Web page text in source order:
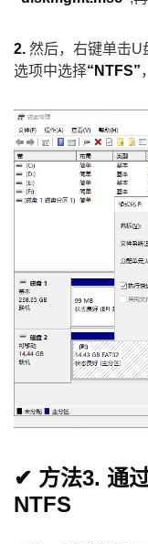
2. 然后，右键单击U
选项中选择“NTFS”
✔ 方法3. 通
NTFS